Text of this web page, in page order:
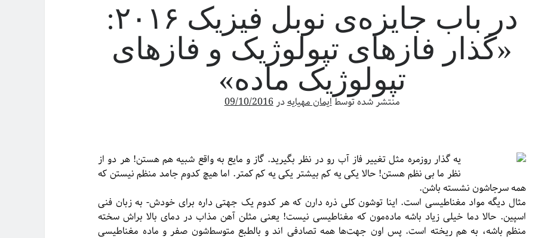
در باب جایزه‌ی نوبل فیزیک ۲۰۱۶:
«گذار فازهای تپولوژیک و فازهای
تپولوژیک ماده»
منتشر شده توسطایمان مهیایهدر09/10/2016
یه گذار روزمره مثل تغییر فاز آب رو در نظر بگیرید. گاز و مایع به واقع شبیه هم هستن! هر دو از
نظر ما بی نظم هستن! حالا یکی یه کم بیشتر یکی یه کم کمتر. اما هیچ کدوم جامد منظم نیستن که
همه سرجاشون نشسته باشن.
مثال دیگه مواد مغناطیسی است. اینا توشون کلی ذره دارن که هر کدوم یک جهتی داره برای خودش- به زبان فنی
اسپین. حالا دما خیلی زیاد باشه ماده‌مون که مغناطیسی نیست! یعنی مثلن آهن مذاب در دمای بالا براش سخته
منظم باشه، به هم ریخته است. پس اون جهت‌ها همه تصادفی اند و بالطبع متوسط‌شون صفر و ماده مغناطیسی